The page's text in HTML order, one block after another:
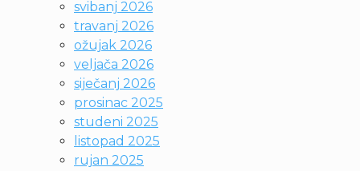
svibanj 2026
travanj 2026
ožujak 2026
veljača 2026
siječanj 2026
prosinac 2025
studeni 2025
listopad 2025
rujan 2025